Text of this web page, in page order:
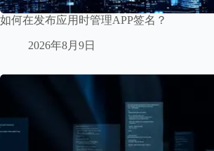
如何在发布应用时管理APP签名？
2026年8月9日